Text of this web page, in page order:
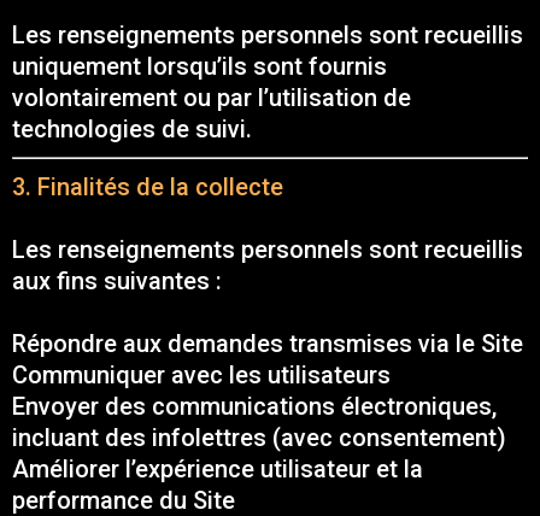
Les renseignements personnels sont recueillis
uniquement lorsqu’ils sont fournis
volontairement ou par l’utilisation de
technologies de suivi.
3. Finalités de la collecte
Les renseignements personnels sont recueillis
aux fins suivantes :
Répondre aux demandes transmises via le Site
Communiquer avec les utilisateurs
Envoyer des communications électroniques,
incluant des infolettres (avec consentement)
Améliorer l’expérience utilisateur et la
performance du Site